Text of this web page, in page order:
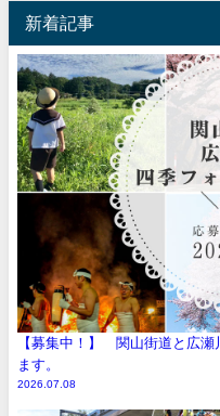
新着記事
【募集中！】 関山街道と広瀬
ます。
2026.07.08